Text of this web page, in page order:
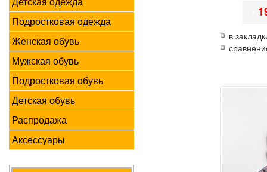
Подростковая одежда
Женская обувь
Мужская обувь
Подростковая обувь
Детская обувь
Распродажа
Аксессуары
в